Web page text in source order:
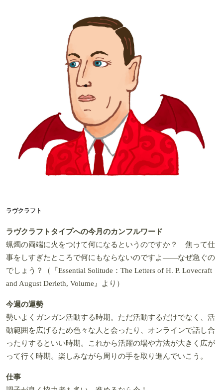
ラヴクラフト
ラヴクラフトタイプへの今月のカンフルワード
蝋燭の両端に火をつけて何になるというのですか？ 焦って仕
事をしすぎたところで何にもならないのですよ――なぜ急ぐの
でしょう？（『Essential Solitude：The Letters of H. P. Lovecraft
and August Derleth, Volume』より）
今週の運勢
勢いよくガンガン活動する時期。ただ活動するだけでなく、活
動範囲を広げるため色々な人と会ったり、オンラインで話し合
ったりするといい時期。これから活躍の場や方法が大きく広が
って行く時期。楽しみながら周りの手を取り進んでいこう。
仕事